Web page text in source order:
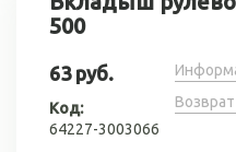
500
63 руб.
Код:
64227-3003066